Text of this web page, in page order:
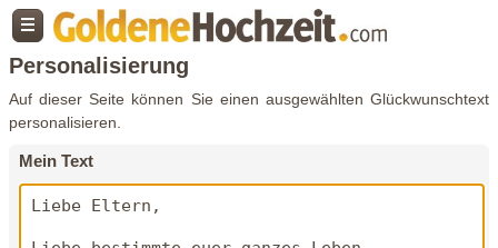
Personalisierung
Auf dieser Seite können Sie einen ausgewählten Glückwunschtext
personalisieren.
Mein Text